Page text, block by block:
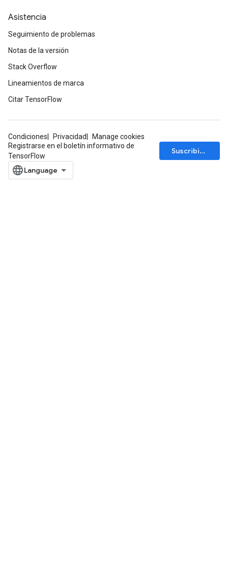
Asistencia
Seguimiento de problemas
Notas de la versión
Stack Overflow
Lineamientos de marca
Citar TensorFlow
Condiciones Privacidad
Manage cookies
Registrarse en el boletín informativo de
TensorFlow
Suscribirse